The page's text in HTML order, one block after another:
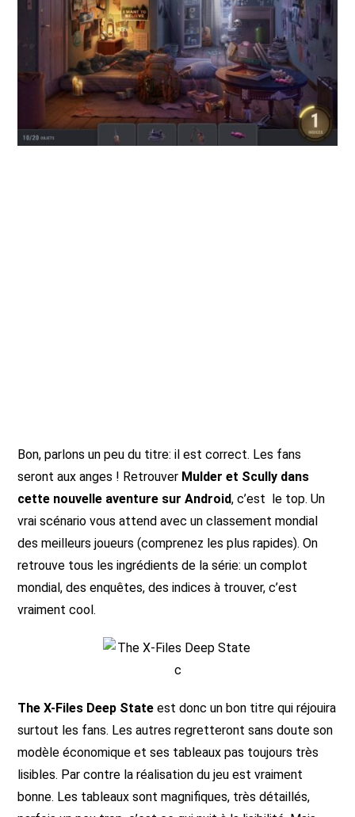
Bon, parlons un peu du titre: il est correct. Les fans
seront aux anges ! Retrouver Mulder et Scully dans
cette nouvelle aventure sur Android, c’est le top. Un
vrai scénario vous attend avec un classement mondial
des meilleurs joueurs (comprenez les plus rapides). On
retrouve tous les ingrédients de la série: un complot
mondial, des enquêtes, des indices à trouver, c’est
vraiment cool.
The X-Files Deep State est donc un bon titre qui réjouira
surtout les fans. Les autres regretteront sans doute son
modèle économique et ses tableaux pas toujours très
lisibles. Par contre la réalisation du jeu est vraiment
bonne. Les tableaux sont magnifiques, très détaillés,